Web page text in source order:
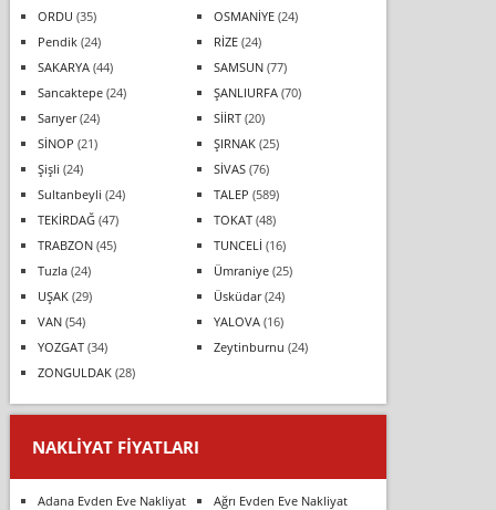
ORDU (35) OSMANİYE(24)
Pendik(24) RİZE(24)
SAKARYA(44) SAMSUN(77)
Sancaktepe(24) ŞANLIURFA(70)
Sarıyer(24) SİİRT(20)
SİNOP (21) ŞIRNAK(25)
Şişli (24) SİVAS(76)
Sultanbeyli (24) TALEP (589)
TEKİRDAĞ(47) TOKAT(48)
TRABZON(45) TUNCELİ (16)
Tuzla(24) Ümraniye(25)
UŞAK(29) Üsküdar(24)
VAN(54) YALOVA(16)
YOZGAT(34) Zeytinburnu (24)
ZONGULDAK(28)
NAKLIYAT FIYATLARI
Adana Evden Eve Nakliyat
Ağrı Evden Eve Nakliyat